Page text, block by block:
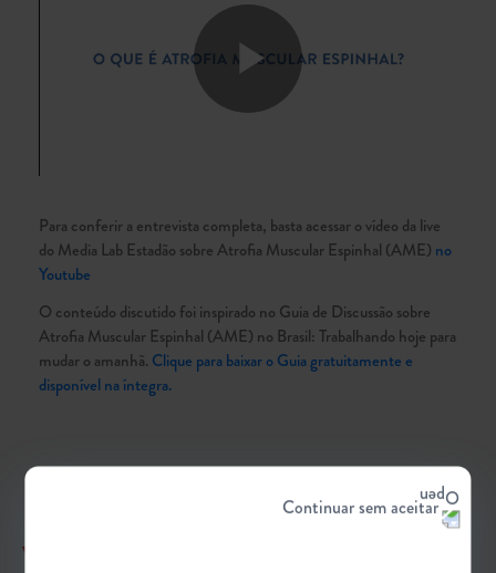
Continuar sem aceitar
Play
Video
Para conferir a entrevista completa, basta acessar o vídeo da live
do Media Lab Estadão sobre Atrofia Muscular Espinhal (AME) no
Youtube
O conteúdo discutido foi inspirado no Guia de Discussão sobre
Atrofia Muscular Espinhal (AME) no Brasil: Trabalhando hoje para
mudar o amanhã. Clique para baixar o Guia gratuitamente e
disponível na íntegra.
VEJA TAMBÉM